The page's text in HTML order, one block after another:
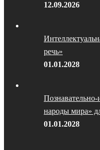
12.09.2026
речь»
01.01.2028
народы мира»
01.01.2028